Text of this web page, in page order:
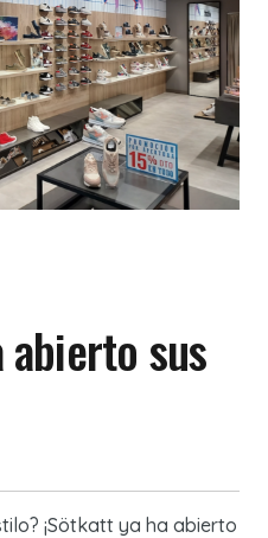
abierto sus
¡Sötkatt ya ha abierto